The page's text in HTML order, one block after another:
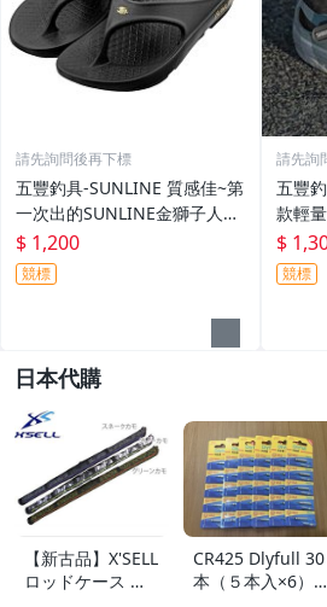
請先詢問後再下標
五豐釣具-SUNLINE 質感佳~第
一次出的SUNLINE金獅子人字
夾腳拖鞋SUS-401特價1200元
$ 1,200
競標
請先詢
五豐
款輕
希涼
$
競標
日本代購
【新古品】X'SELL
ロッドケース 釣
CR425 Dlyfull 30
本（５本入×6）